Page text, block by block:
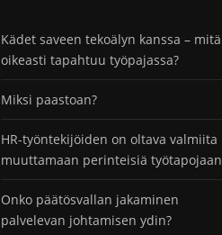
Kädet saveen tekoälyn kanssa – mitä
oikeasti tapahtuu työpajassa?
Miksi paastoan?
HR-työntekijöiden on oltava valmiita
muuttamaan perinteisiä työtapojaan
Onko päätösvallan jakaminen
palvelevan johtamisen ydin?